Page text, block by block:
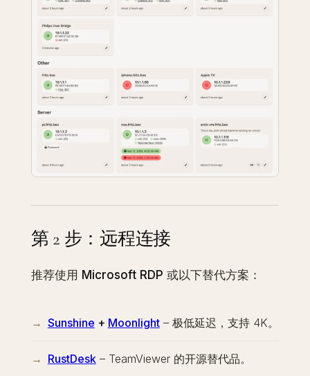
第 2 步：远程连接
推荐使用 Microsoft RDP 或以下替代方案：
Sunshine + Moonlight– 极低延迟，支持 4K。
RustDesk– TeamViewer 的开源替代品。